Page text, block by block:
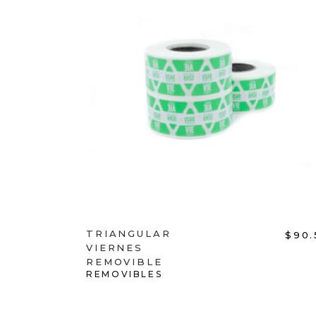
ADD TO CART
TRIANGULAR
VIERNES
REMOVIBLE
$
REMOVIBLES